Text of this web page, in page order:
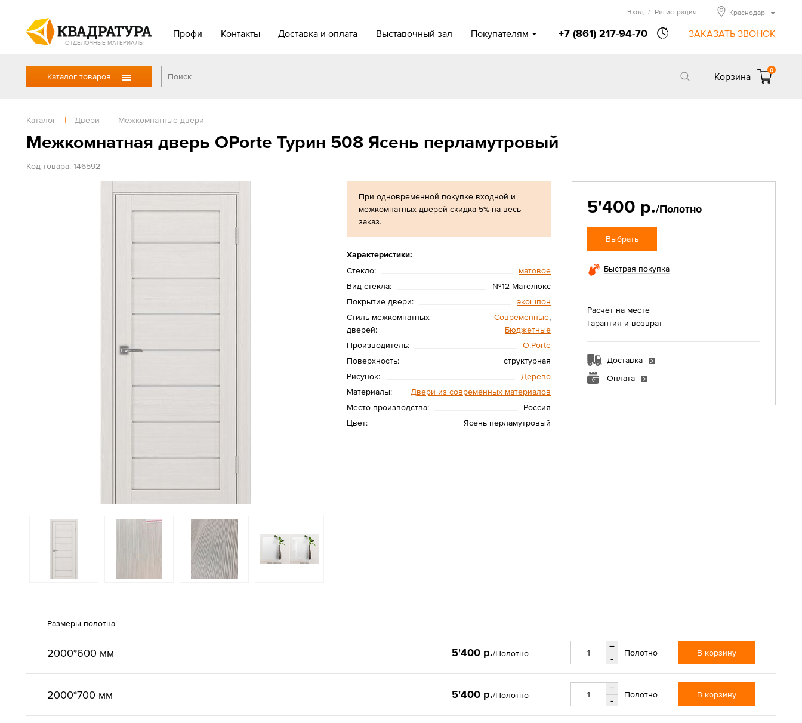
ОТДЕЛОЧНЫЕ МАТЕРИАЛЫ
Профи Контакты Доставка и оплата Выставочный зал Покупателям +7 (861) 217-94-70 ЗАКАЗАТЬ ЗВОНОК
Вход / Регистрация Краснодар
Каталог товаров Корзина
0
Каталог | Двери | Межкомнатные двери
Межкомнатная дверь OPorte Турин 508 Ясень перламутровый
Код товара: 146592
При одновременной покупке входной и
межкомнатных дверей скидка 5% на весь
заказ.
Характеристики:
Стекло:
матовое
Вид стекла:
№12 Мателюкс
Покрытие двери:
экошпон
Стиль межкомнатных
дверей:
Современные,
Бюджетные
Производитель:
O.Porte
Поверхность:
структурная
Рисунок:
Дерево
Материалы:
Двери из современных материалов
Место производства:
Россия
Цвет:
Ясень перламутровый
5'400 р./Полотно
Выбрать
Быстрая покупка
Расчет на месте
Гарантия и возврат
Доставка
Оплата
Размеры полотна
2000*600 мм 5'400 р./Полотно
+
-
Полотно В корзину
2000*700 мм 5'400 р./Полотно
+
-
Полотно В корзину